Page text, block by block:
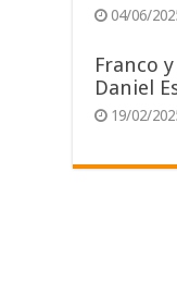
04/06/
Franco
Daniel
19/02/